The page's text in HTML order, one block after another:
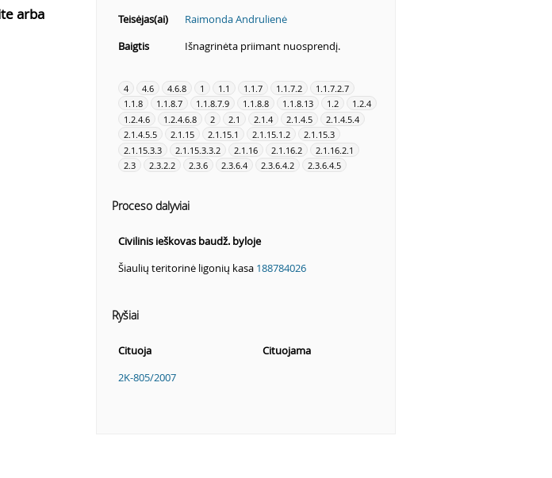
arba
Teisėjas(ai)
Raimonda Andrulienė
Baigtis
Išnagrinėta priimant nuosprendį.
4 4.6 4.6.8 1 1.1 1.1.7 1.1.7.2
1.1.7.2.7
1.1.8
1.1.8.7 1.1.8.7.9 1.1.8.8 1.1.8.13 1.2
1.2.4
1.2.4.6
1.2.4.6.8 2 2.1 2.1.4 2.1.4.5
2.1.4.5.4
2.1.4.5.5
2.1.15 2.1.15.1 2.1.15.1.2
2.1.15.3
2.1.15.3.3
2.1.15.3.3.2 2.1.16 2.1.16.2
2.1.16.2.1
2.3
2.3.2.2 2.3.6 2.3.6.4 2.3.6.4.2 2.3.6.4.5
Proceso dalyviai
Civilinis ieškovas baudž. byloje
Šiaulių teritorinė ligonių kasa 188784026
Ryšiai
Cituoja
Cituojama
2K-805/2007